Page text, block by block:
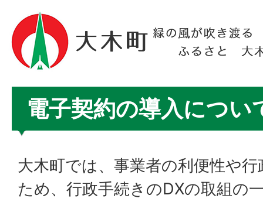
電子契約の導入につい
大木町では、事業者の利便性や
ため、行政手続きのDXの取組の